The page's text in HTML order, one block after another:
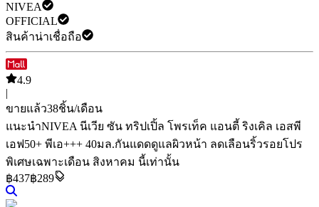
NIVEA
OFFICIAL
สินค้าน่าเชื่อถือ
4.9
|
ขายแล้ว38ชิ้น/เดือน
แนะนำNIVEA นีเวีย ซัน ทริปเปิ้ล โพรเท็ค แอนตี้ ริงเคิล เอสพี
เอฟ50+ พีเอ+++ 40มล.กันแดดดูแลผิวหน้า ลดเลือนริ้วรอยโปร
พิเศษเฉพาะเดือน สิงหาคม นี้เท่านั้น
฿437฿289